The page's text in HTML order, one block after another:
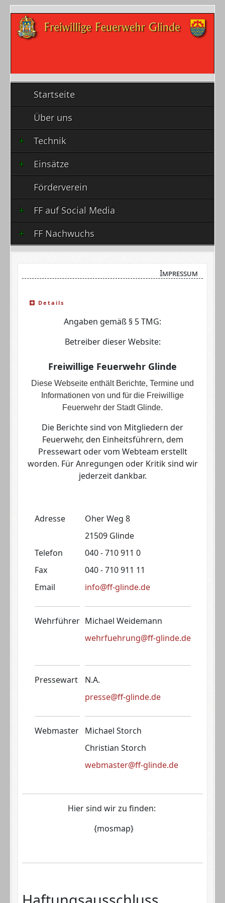
Startseite
Über uns
Technik
Einsätze
Förderverein
FF auf Social Media
FF Nachwuchs
Impressum
Details
Angaben gemäß § 5 TMG:
Betreiber dieser Website:
Freiwillige Feuerwehr Glinde
Diese Webseite enthält Berichte, Termine und
Informationen von und für die Freiwillige
Feuerwehr der Stadt Glinde.
Die Berichte sind von Mitgliedern der
Feuerwehr, den Einheitsführern, dem
Pressewart oder vom Webteam erstellt
worden. Für Anregungen oder Kritik sind wir
jederzeit dankbar.
Adresse
Oher Weg 8
21509 Glinde
Telefon
040 - 710 911 0
Fax
040 - 710 911 11
Email
info@ff-glinde.de
Wehrführer Michael Weidemann
wehrfuehrung@ff-glinde.de
Pressewart
N.A.
presse@ff-glinde.de
Webmaster
Michael Storch
Christian Storch
webmaster@ff-glinde.de
Hier sind wir zu finden:
{mosmap}